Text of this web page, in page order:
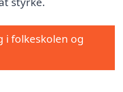
i folkeskolen og